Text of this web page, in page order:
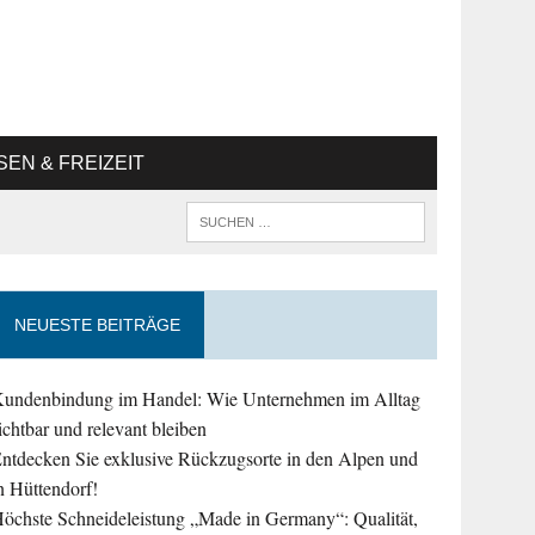
& FREIZEIT
NEUESTE BEITRÄGE
im Handel: Wie Unternehmen im Alltag
und relevant bleiben
Sie exklusive Rückzugsorte in den Alpen und
Hüttendorf!
Schneideleistung „Made in Germany“: Qualität,